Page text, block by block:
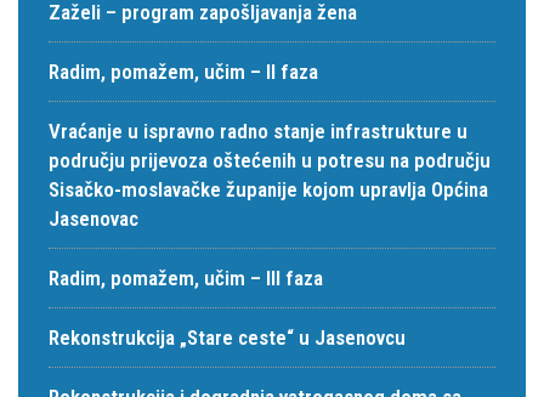
Zaželi – program zapošljavanja žena
Radim, pomažem, učim – II faza
Vraćanje u ispravno radno stanje infrastrukture u
području prijevoza oštećenih u potresu na području
Sisačko-moslavačke županije kojom upravlja Općina
Jasenovac
Radim, pomažem, učim – III faza
Rekonstrukcija „Stare ceste“ u Jasenovcu